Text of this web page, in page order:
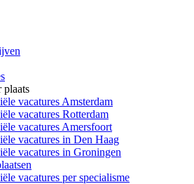
plaats
vacatures Amsterdam
vacatures Rotterdam
vacatures Amersfoort
vacatures in Den Haag
vacatures in Groningen
vacatures per specialisme